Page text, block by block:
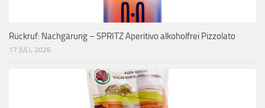
Rückruf: Nachgärung – SPRITZ Aperitivo alkoholfrei Pizzolato
17 JULI, 2026